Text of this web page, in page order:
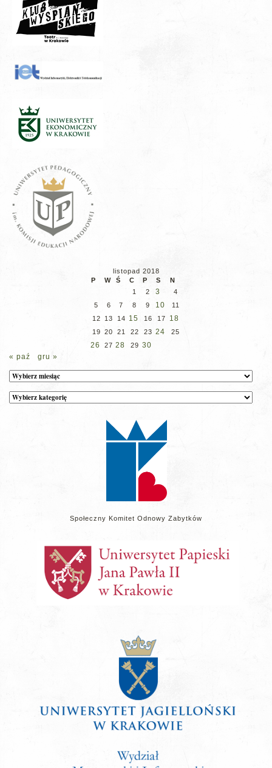
listopad 2018
P
W Ś C P S
N
1
2 3
4
5
6 7 8 9 10
11
12
13 14 15 16 17 18
19 20 21 22 23 24 25
26 27 28 29 30
« paź
gru »
Archiwum
Kategorie
wpisów
Społeczny Komitet Odnowy Zabytków